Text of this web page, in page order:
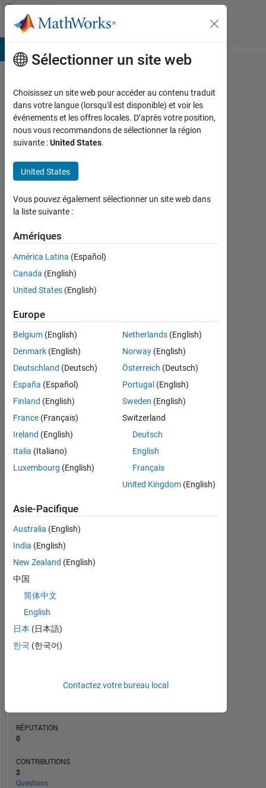
Passer au contenu
Community
Profile
Bhagyashree
Shivpuje
Last
environ
4 ans il
|
depuis
2016
Followers:
0
Follow
Tableau de bord
Statistiques
MATLAB Answers
CONTRIBUTIONS
04/16
05/17
06/18
07/19
08/20
09/21
10/22
11/23
12/24
01/26
07/17
10/18
01/20
04/21
07/22
10/23
01/25
04/26
RANG
RÉPUTATION
0
CONTRIBUTIONS
2
Questions
Sélectionner un site web
Choisissez un site web pour accéder au contenu traduit
dans votre langue (lorsqu'il est disponible) et voir les
événements et les offres locales. D’après votre position,
nous vous recommandons de sélectionner la région
suivante :United States.
United States
Vous pouvez également sélectionner un site web dans
la liste suivante :
Amériques
América Latina (Español)
Canada (English)
United States (English)
Europe
Belgium (English)
Denmark (English)
Deutschland (Deutsch)
España (Español)
Finland (English)
France (Français)
Ireland (English)
Italia (Italiano)
Luxembourg (English)
Netherlands(English)
Norway(English)
Österreich (Deutsch)
Portugal (English)
Sweden (English)
Switzerland
Deutsch
English
Français
United Kingdom(English)
Asie-Pacifique
Australia (English)
India (English)
New Zealand (English)
中国
简体中文
English
日本 (日本語)
한국 (한국어)
Contactez votre bureau local